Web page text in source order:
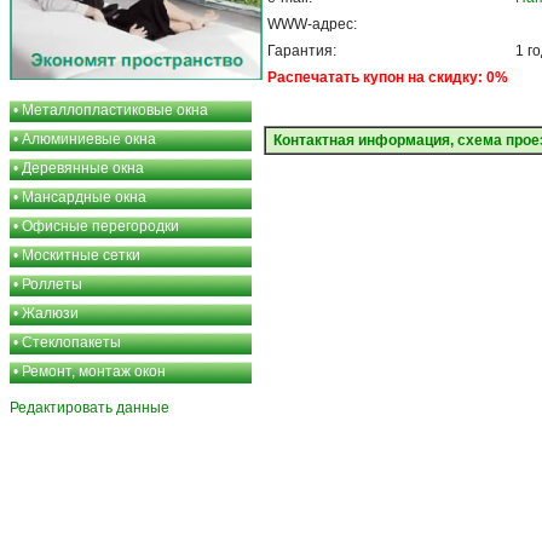
•Металлопластиковые окна
•Алюминиевые окна
•Деревянные окна
•Мансардные окна
•Офисные перегородки
•Москитные сетки
•Роллеты
•Жалюзи
•Стеклопакеты
•Ремонт, монтаж окон
WWW-адрес:
Гарантия:
Распечатать купон на скидку: 0%
1
Контактная информация, схема
Редактировать данные